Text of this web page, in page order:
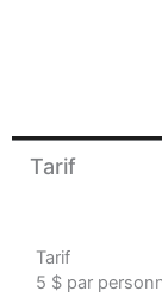
Tarif
Tarif
5 $ par